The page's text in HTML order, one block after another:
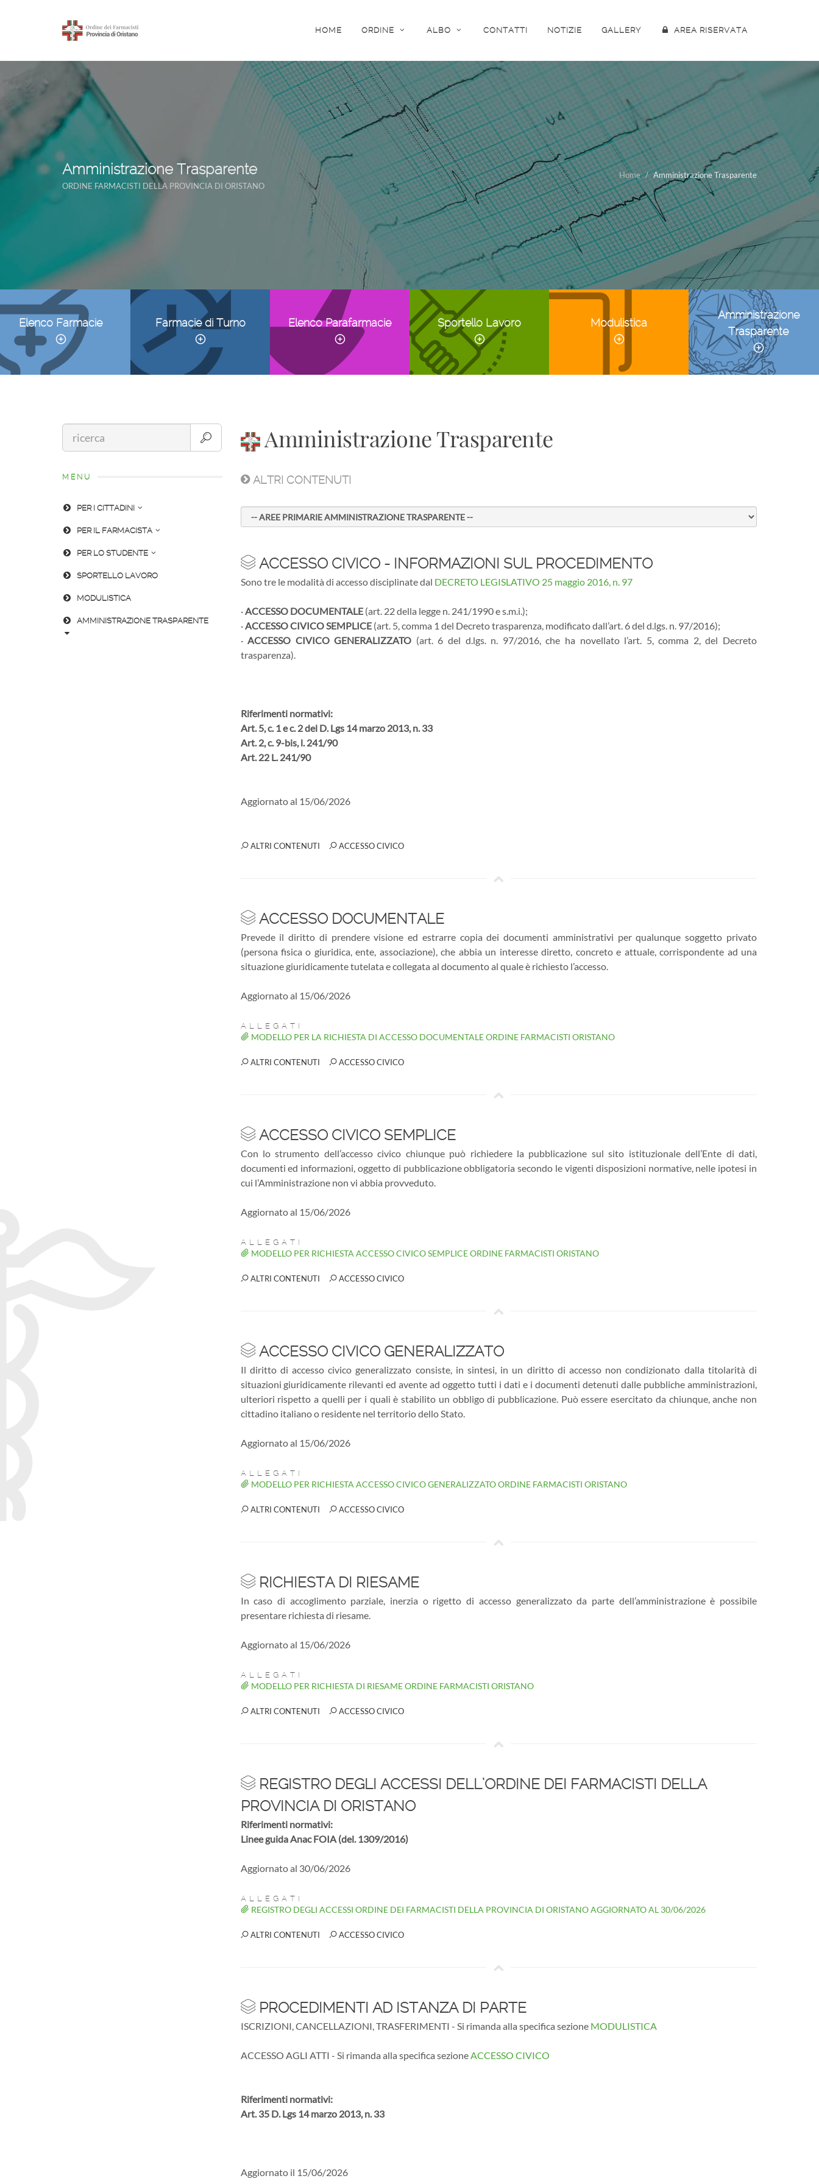
HOME ORDINE ALBO CONTATTI NOTIZIE GALLERY AREA RISERVATA
Amministrazione Trasparente
ORDINE FARMACISTI DELLA PROVINCIA DI ORISTANO
Home Amministrazione Trasparente
Elenco Farmacie Farmacie di Turno Elenco Parafarmacie Sportello Lavoro Modulistica
Amministrazione
Trasparente
MENU
PER I CITTADINI
PER IL FARMACISTA
PER LO STUDENTE
SPORTELLO LAVORO
MODULISTICA
AMMINISTRAZIONE TRASPARENTE
Amministrazione Trasparente
ALTRI CONTENUTI
ACCESSO CIVICO - INFORMAZIONI SUL PROCEDIMENTO
Sono tre le modalità di accesso disciplinate dal DECRETO LEGISLATIVO 25 maggio 2016, n. 97
·ACCESSO DOCUMENTALE(art. 22 della legge n. 241/1990 e s.m.i.);
·ACCESSO CIVICO SEMPLICE(art. 5, comma 1 del Decreto trasparenza, modificato dall’art. 6 del d.lgs. n. 97/2016);
·ACCESSO CIVICO GENERALIZZATO (art. 6 del d.lgs. n. 97/2016, che ha novellato l’art. 5, comma 2, del Decreto
trasparenza).
Riferimenti normativi:
Art. 5, c. 1 e c. 2 del D. Lgs 14 marzo 2013, n. 33
Art. 2, c. 9-bis, l. 241/90
Art. 22 L. 241/90
Aggiornato al 15/06/2026
ALTRI CONTENUTI ACCESSO CIVICO
ACCESSO DOCUMENTALE
Prevede il diritto di prendere visione ed estrarre copia dei documenti amministrativi per qualunque soggetto privato
(persona fisica o giuridica, ente, associazione), che abbia un interesse diretto, concreto e attuale, corrispondente ad una
situazione giuridicamente tutelata e collegata al documento al quale è richiesto l’accesso.
Aggiornato al 15/06/2026
ALLEGATI
MODELLO PER LA RICHIESTA DI ACCESSO DOCUMENTALE ORDINE FARMACISTI ORISTANO
ALTRI CONTENUTI ACCESSO CIVICO
ACCESSO CIVICO SEMPLICE
Con lo strumento dell’accesso civico chiunque può richiedere la pubblicazione sul sito istituzionale dell’Ente di dati,
documenti ed informazioni, oggetto di pubblicazione obbligatoria secondo le vigenti disposizioni normative, nelle ipotesi in
cui l’Amministrazione non vi abbia provveduto.
Aggiornato al 15/06/2026
ALLEGATI
MODELLO PER RICHIESTA ACCESSO CIVICO SEMPLICE ORDINE FARMACISTI ORISTANO
ALTRI CONTENUTI ACCESSO CIVICO
ACCESSO CIVICO GENERALIZZATO
Il diritto di accesso civico generalizzato consiste, in sintesi, in un diritto di accesso non condizionato dalla titolarità di
situazioni giuridicamente rilevanti ed avente ad oggetto tutti i dati e i documenti detenuti dalle pubbliche amministrazioni,
ulteriori rispetto a quelli per i quali è stabilito un obbligo di pubblicazione. Può essere esercitato da chiunque, anche non
cittadino italiano o residente nel territorio dello Stato.
Aggiornato al 15/06/2026
ALLEGATI
MODELLO PER RICHIESTA ACCESSO CIVICO GENERALIZZATO ORDINE FARMACISTI ORISTANO
ALTRI CONTENUTI ACCESSO CIVICO
RICHIESTA DI RIESAME
In caso di accoglimento parziale, inerzia o rigetto di accesso generalizzato da parte dell’amministrazione è possibile
presentare richiesta di riesame.
Aggiornato al 15/06/2026
ALLEGATI
MODELLO PER RICHIESTA DI RIESAME ORDINE FARMACISTI ORISTANO
ALTRI CONTENUTI ACCESSO CIVICO
REGISTRO DEGLI ACCESSI DELL’ORDINE DEI FARMACISTI DELLA
PROVINCIA DI ORISTANO
Riferimenti normativi:
Linee guida Anac FOIA (del. 1309/2016)
Aggiornato al 30/06/2026
ALLEGATI
REGISTRO DEGLI ACCESSI ORDINE DEI FARMACISTI DELLA PROVINCIA DI ORISTANO AGGIORNATO AL 30/06/2026
ALTRI CONTENUTI ACCESSO CIVICO
PROCEDIMENTI AD ISTANZA DI PARTE
ISCRIZIONI, CANCELLAZIONI, TRASFERIMENTI - Si rimanda alla specifica sezione MODULISTICA
ACCESSO AGLI ATTI - Si rimanda alla specifica sezioneACCESSO CIVICO
Riferimenti normativi:
Art. 35 D. Lgs 14 marzo 2013, n. 33
Aggiornato il 15/06/2026